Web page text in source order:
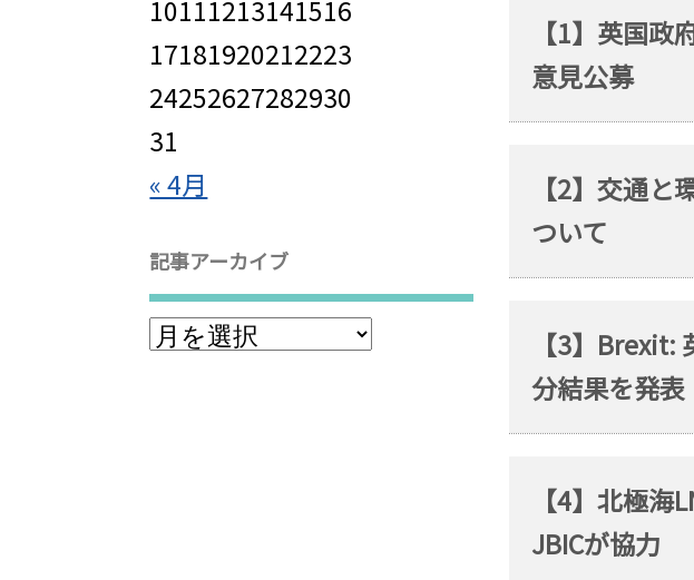
10111213141516
17181920212223
24252627282930
31
« 4月
記事アーカイブ
【1】英国
意見公募
【2】交通
ついて
【3】Brexit:
分結果を発表
【4】北極海
JBICが協力